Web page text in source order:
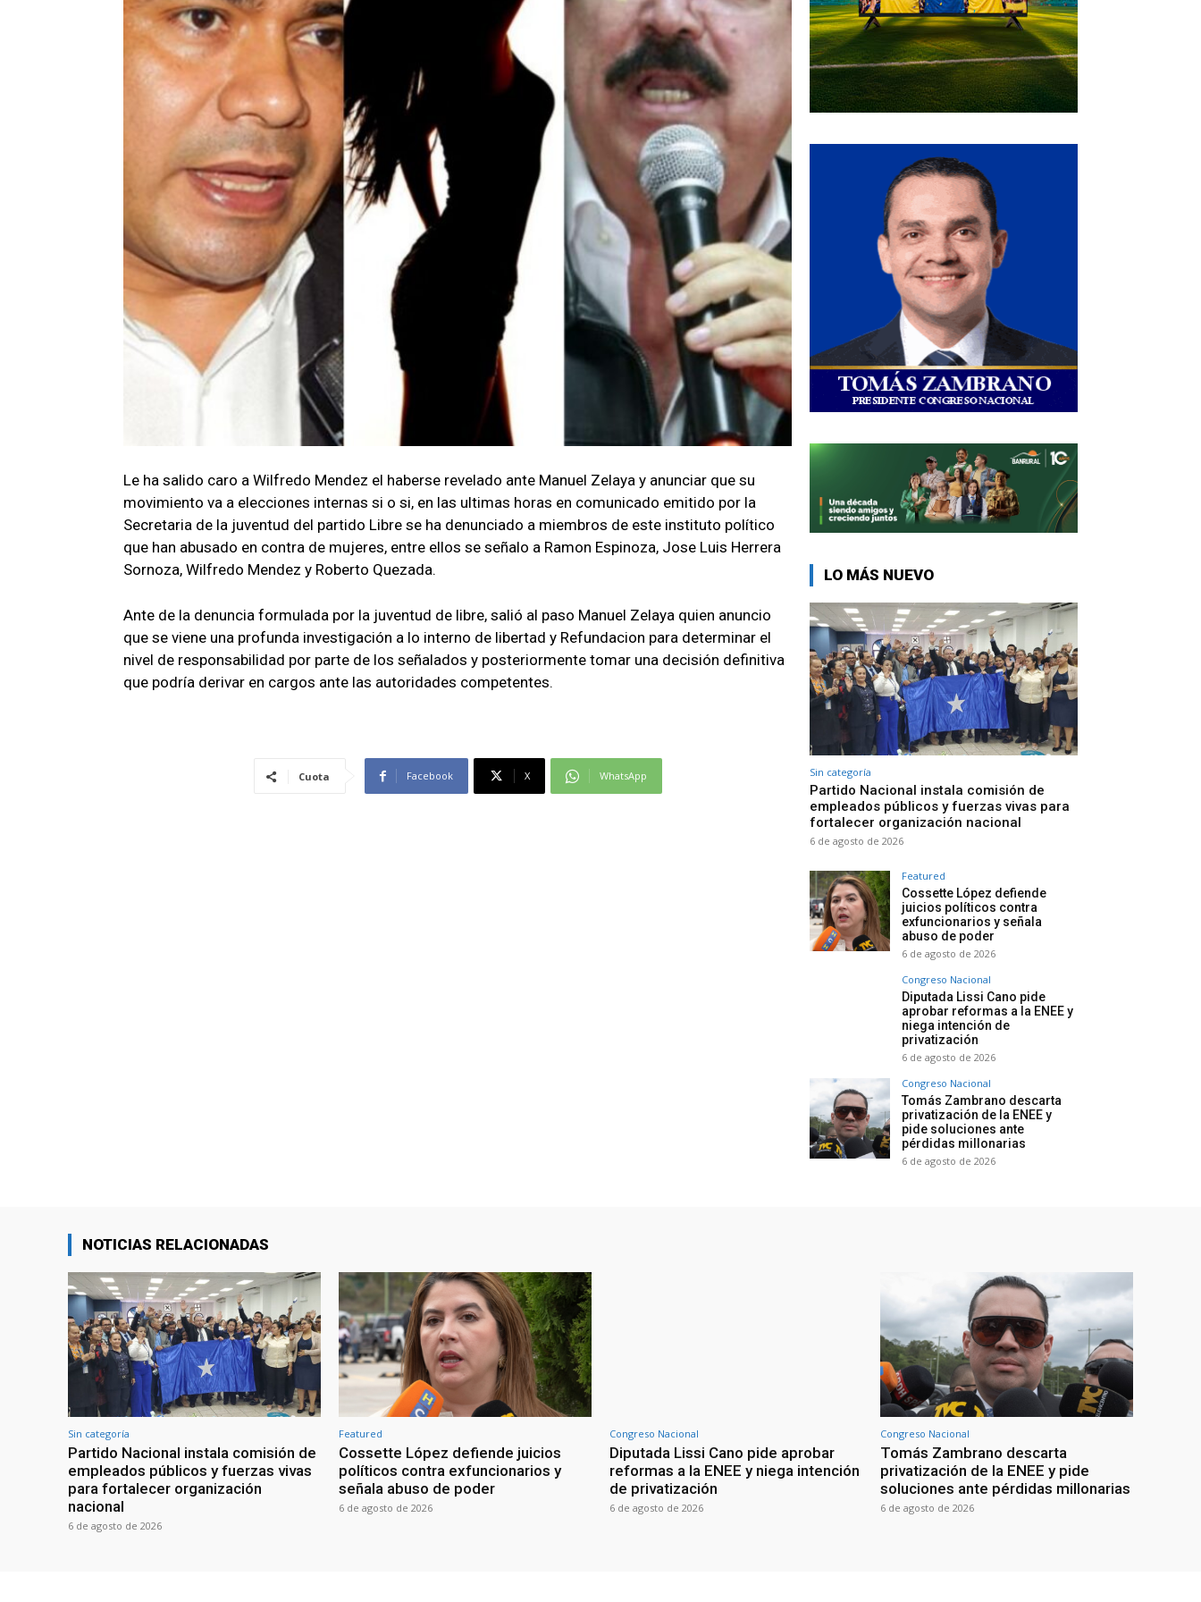
Le ha salido caro a Wilfredo Mendez el haberse revelado ante Manuel Zelaya y anunciar que su
movimiento va a elecciones internas si o si, en las ultimas horas en comunicado emitido por la
Secretaria de la juventud del partido Libre se ha denunciado a miembros de este instituto político
que han abusado en contra de mujeres, entre ellos se señalo a Ramon Espinoza, Jose Luis Herrera
Sornoza, Wilfredo Mendez y Roberto Quezada.
Ante de la denuncia formulada por la juventud de libre, salió al paso Manuel Zelaya quien anuncio
que se viene una profunda investigación a lo interno de libertad y Refundacion para determinar el
nivel de responsabilidad por parte de los señalados y posteriormente tomar una decisión definitiva
que podría derivar en cargos ante las autoridades competentes.
Cuota Facebook X WhatsApp
LO MÁS NUEVO
Sin categoría
Partido Nacional instala comisión de
empleados públicos y fuerzas vivas para
fortalecer organización nacional
6 de agosto de 2026
Featured
Cossette López defiende
juicios políticos contra
exfuncionarios y señala
abuso de poder
6 de agosto de 2026
Congreso Nacional
Diputada Lissi Cano pide
aprobar reformas a la ENEE y
niega intención de
privatización
6 de agosto de 2026
Congreso Nacional
Tomás Zambrano descarta
privatización de la ENEE y
pide soluciones ante
pérdidas millonarias
6 de agosto de 2026
NOTICIAS RELACIONADAS
Sin categoría
Partido Nacional instala comisión de
empleados públicos y fuerzas vivas
para fortalecer organización
nacional
6 de agosto de 2026
Featured
Cossette López defiende juicios
políticos contra exfuncionarios y
señala abuso de poder
6 de agosto de 2026
Congreso Nacional
Diputada Lissi Cano pide aprobar
reformas a la ENEE y niega intención
de privatización
6 de agosto de 2026
Congreso Nacional
Tomás Zambrano descarta
privatización de la ENEE y pide
soluciones ante pérdidas millonarias
6 de agosto de 2026